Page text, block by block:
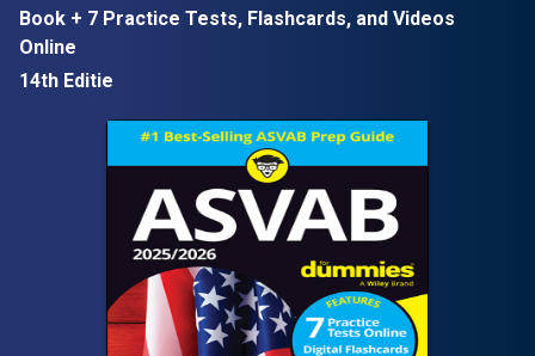
Book + 7 Practice Tests, Flashcards, and Videos
Online
14th Editie